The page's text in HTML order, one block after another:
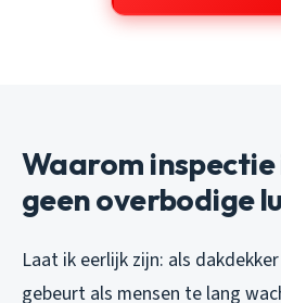
Waarom inspectie
geen overbodige
Laat ik eerlijk zijn: als
gebeurt als mensen te lang